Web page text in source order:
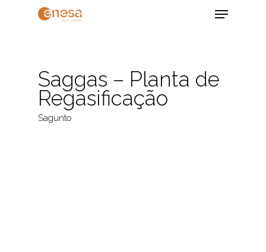
Menu
Saggas – Planta de
Regasificação
Sagunto